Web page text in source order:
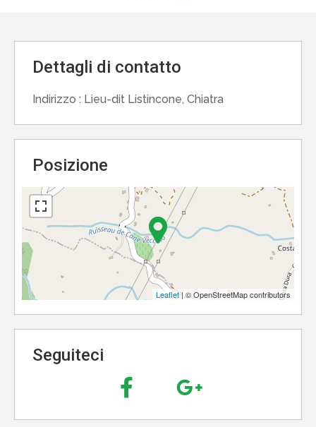
Dettagli di contatto
Indirizzo : Lieu-dit Listincone, Chiatra
Posizione
Leaflet| © OpenStreetMap contributors
Seguiteci